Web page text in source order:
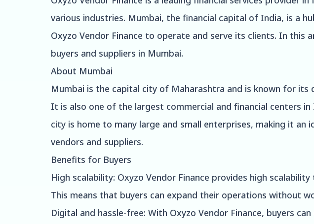
various industries. Mumbai, the financial capital of India, is a
Oxyzo Vendor Finance to operate and serve its clients. In
buyers and suppliers in Mumbai.
About Mumbai
Mumbai is the capital city of Maharashtra and is known for
It is also one of the largest commercial and financial centers
city is home to many large and small enterprises, making it
vendors and suppliers.
Benefits for Buyers
High scalability: Oxyzo Vendor Finance provides high
This means that buyers can expand their operations without
Digital and hassle-free: With Oxyzo Vendor Finance, buyers